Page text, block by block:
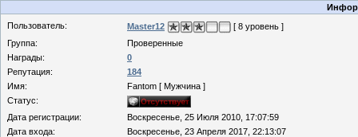
Пользователь:
Master12
[ 8 уровень ]
Группа:
Проверенные
Награды:
0
Репутация:
184
Имя:
Fantom [ Мужчина ]
Статус:
Дата регистрации:
Воскресенье, 25 Июля 2010, 17:07:59
Дата входа:
Воскресенье, 23 Апреля 2017, 22:13:07